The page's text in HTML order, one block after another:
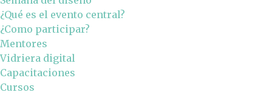
¿Qué es el evento central?
¿Como participar?
Mentores
Vidriera digital
Capacitaciones
Cursos